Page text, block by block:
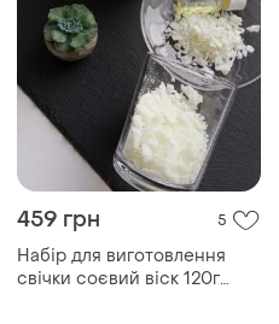
459 грн 5
Набір для виготовлення
свічки соєвий віск 120г